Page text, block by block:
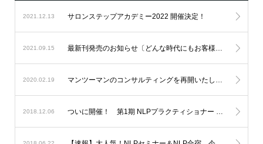
2021.12.13 サロンステップアカデミー2022 開催決定！
2021.09.15 最新刊発売のお知らせ〔どんな時代にもお客様の心をつかむ「揺るがない経営」〕
2020.02.19 マンツーマンのコンサルティングを再開いたします。
2018.12.06 ついに開催！ 第1期 NLPプラクティショナー 米国 NLP協会認定コース